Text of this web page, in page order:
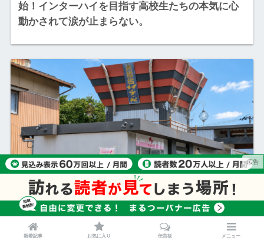
始！インターハイを目指す高校生たちの本気に心
動かされて涙が止まらない。
2026.06.17 Wed
屋根の上に“太鼓台”が出現!?「ヤングドライ
新着記事 お気に入り 伝言板 メニュー